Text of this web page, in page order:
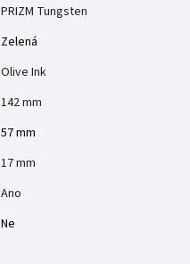
PRIZM Tungsten
Zelená
Olive Ink
142 mm
57 mm
17 mm
Ano
Ne